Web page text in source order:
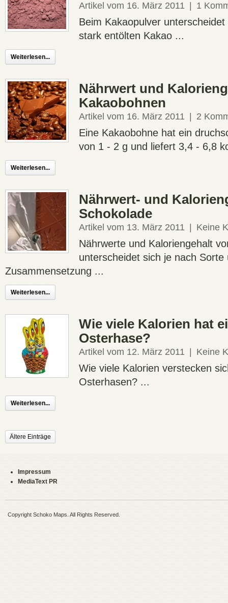
Artikel vom 16. März 2011 1
Beim Kakaopulver
stark entölten Kakao ...
Weiterlesen...
Nährwert und
Kakaobohnen
Artikel vom 16. März 2011 2
Eine Kakaobohne hat ein
von 1 - 2 g und liefert 3,4 - 6,8
Weiterlesen...
Nährwert- und
Schokolade
Artikel vom 13. März 2011 Keine
Nährwerte und Kaloriengehalt
unterscheidet sich je nach Sorte
Zusammensetzung ...
Weiterlesen...
Wie viele Kalorien hat
Osterhase?
Artikel vom 12. März 2011 Keine
Wie viele Kalorien verstecken
Osterhasen? ...
Weiterlesen...
Ältere Einträge
Impressum
MediaText PR
Copyright Schoko Maps. All Rights Reserved.